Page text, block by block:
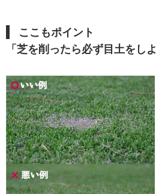
ここもポイント
「芝を削ったら必ず目土をしよ